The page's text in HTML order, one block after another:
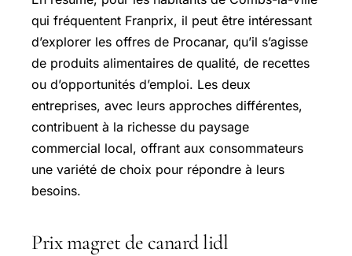
qui fréquentent Franprix, il peut être intéressant
d’explorer les offres de Procanar, qu’il s’agisse
de produits alimentaires de qualité, de recettes
ou d’opportunités d’emploi. Les deux
entreprises, avec leurs approches différentes,
contribuent à la richesse du paysage
commercial local, offrant aux consommateurs
une variété de choix pour répondre à leurs
besoins.
Prix magret de canard lidl